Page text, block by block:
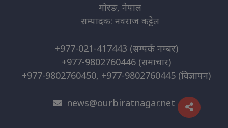
मोरङ, नेपाल
सम्पादक: नवराज कट्टेल
+977-021-417443 (सम्पर्क नम्बर)
+977-9802760446 (समाचार)
+977-9802760450, +977-9802760445 (विज्ञापन)
news@ourbiratnagar.net